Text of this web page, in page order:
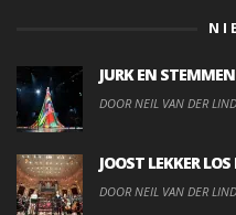
JURK EN
DOOR NEIL VAN DER
JOOST LEKKER
DOOR NEIL VAN DER